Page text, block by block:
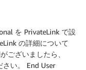
を PrivateLink で設
の詳細について
ございましたら、
さい。 End User